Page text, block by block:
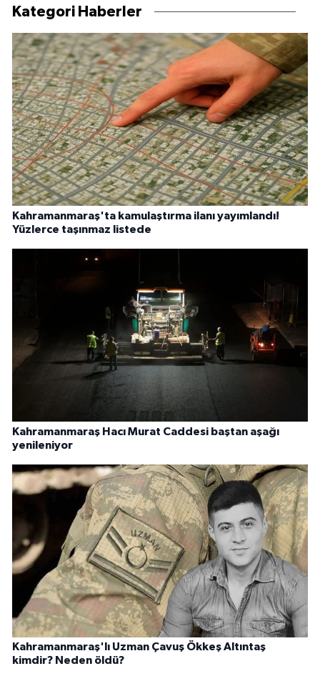
Kategori Haberler
Kahramanmaraş'ta kamulaştırma ilanı yayımlandı!
Yüzlerce taşınmaz listede
Kahramanmaraş Hacı Murat Caddesi baştan aşağı
yenileniyor
Kahramanmaraş'lı Uzman Çavuş Ökkeş Altıntaş
kimdir? Neden öldü?